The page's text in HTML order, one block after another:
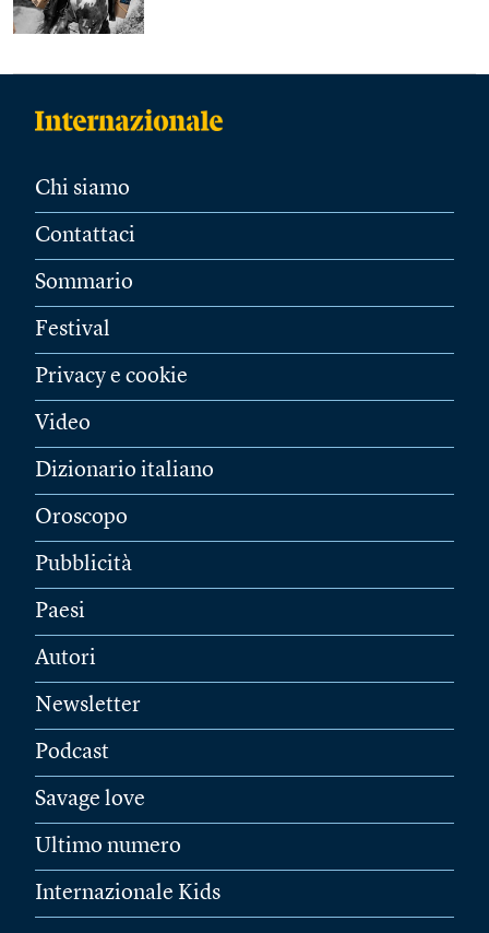
Chi siamo
Contattaci
Sommario
Festival
Privacy e cookie
Video
Dizionario italiano
Oroscopo
Pubblicità
Paesi
Autori
Newsletter
Podcast
Savage love
Ultimo numero
Internazionale Kids